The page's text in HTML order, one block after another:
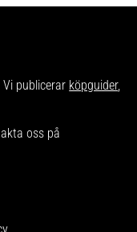
publicerar köpguider,
oss på